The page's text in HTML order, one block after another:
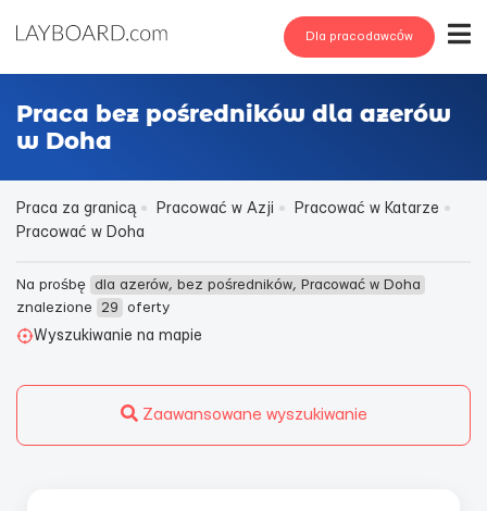
Dla pracodawców
Praca bez pośredników dla azerów
w Doha
Praca za granicą Pracować w Azji
Pracować w Katarze
Pracować w Doha
Na prośbę dla azerów, bez pośredników, Pracować w Doha
znalezione
29
oferty
Wyszukiwanie na mapie
Zaawansowane wyszukiwanie